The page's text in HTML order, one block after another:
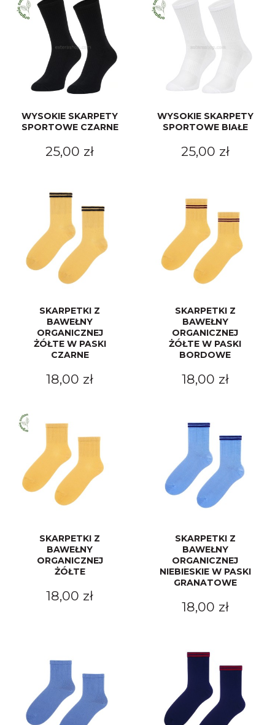
WYSOKIE SKARPETY
SPORTOWE CZARNE
25,00 zł
WYSOKIE SKARPETY
SPORTOWE BIAŁE
25,00 zł
SKARPETKI Z
BAWEŁNY
ORGANICZNEJ
ŻÓŁTE W PASKI
CZARNE
18,00 zł
SKARPETKI Z
BAWEŁNY
ORGANICZNEJ
ŻÓŁTE W PASKI
BORDOWE
18,00 zł
SKARPETKI Z
BAWEŁNY
ORGANICZNEJ
ŻÓŁTE
18,00 zł
SKARPETKI Z
BAWEŁNY
ORGANICZNEJ
NIEBIESKIE W PASKI
GRANATOWE
18,00 zł
Merynos trekking
Merynos bezuciskowe
Kaszmir
Kaszmir stopki
Bawełna
Bawełna egipska maco
Bawełna merceryzowana
Kropki